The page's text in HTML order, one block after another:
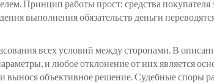
Принцип работы прост: средства
выполнения обязательств деньги
всех условий между сторонами. В
и любое отклонение от них является
и вынося объективное решение. Судебные споры